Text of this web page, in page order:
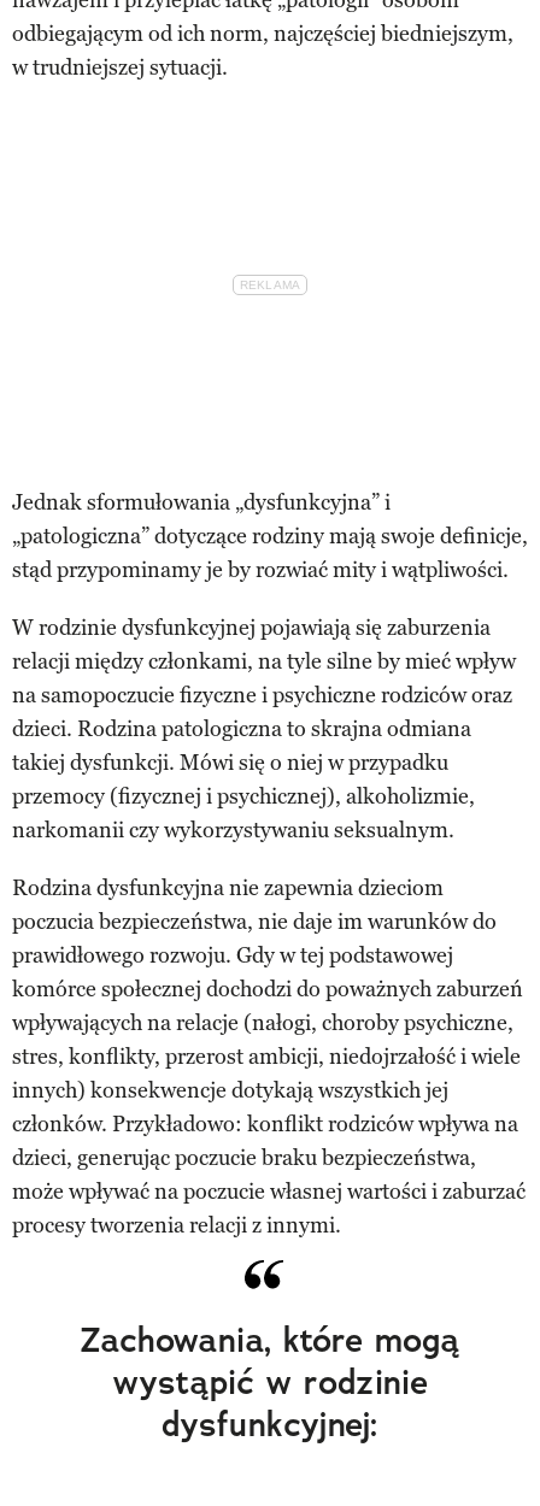
odbiegającym od ich norm, najczęściej biedniejszym,
w trudniejszej sytuacji.
Jednak sformułowania „dysfunkcyjna” i
„patologiczna” dotyczące rodziny mają swoje definicje,
stąd przypominamy je by rozwiać mity i wątpliwości.
W rodzinie dysfunkcyjnej pojawiają się zaburzenia
relacji między członkami, na tyle silne by mieć wpływ
na samopoczucie fizyczne i psychiczne rodziców oraz
dzieci. Rodzina patologiczna to skrajna odmiana
takiej dysfunkcji. Mówi się o niej w przypadku
przemocy (fizycznej i psychicznej), alkoholizmie,
narkomanii czy wykorzystywaniu seksualnym.
Rodzina dysfunkcyjna nie zapewnia dzieciom
poczucia bezpieczeństwa, nie daje im warunków do
prawidłowego rozwoju. Gdy w tej podstawowej
komórce społecznej dochodzi do poważnych zaburzeń
wpływających na relacje (nałogi, choroby psychiczne,
stres, konflikty, przerost ambicji, niedojrzałość i wiele
innych) konsekwencje dotykają wszystkich jej
członków. Przykładowo: konflikt rodziców wpływa na
dzieci, generując poczucie braku bezpieczeństwa,
może wpływać na poczucie własnej wartości i zaburzać
procesy tworzenia relacji z innymi.
Zachowania, które mogą
wystąpić w rodzinie
dysfunkcyjnej: